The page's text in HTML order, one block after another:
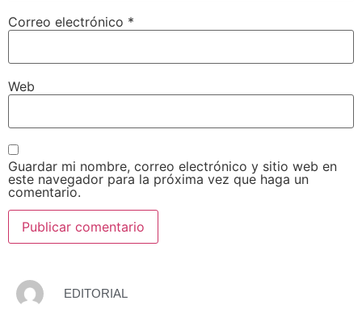
Correo electrónico *
Web
Guardar mi nombre, correo electrónico y sitio web en
este navegador para la próxima vez que haga un
comentario.
EDITORIAL